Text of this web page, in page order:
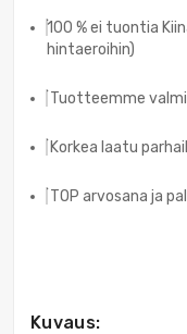
100 % ei tuontia
hintaeroihin)
Tuotteemme
Korkea laatu
TOP arvosana ja
Kuvaus: